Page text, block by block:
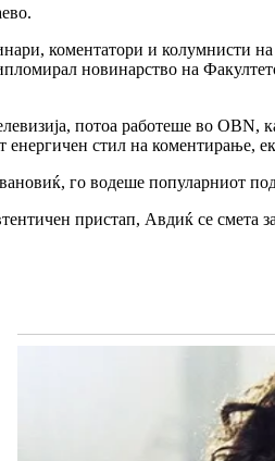
коментатори и колумнисти
новинарство на
потоа работеше во
енергичен стил на коментирање,
го водеше популарниот
пристап, Авдиќ се смета